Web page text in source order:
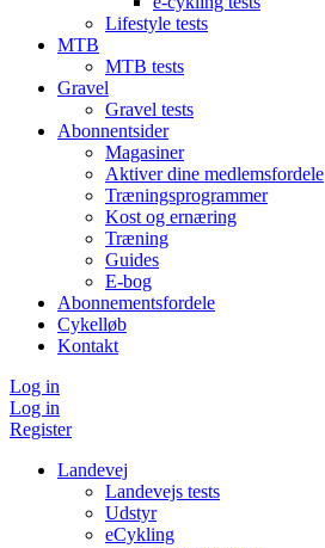
Lifestyle tests
MTB
MTB tests
Gravel
Gravel tests
Abonnentsider
Magasiner
Aktiver dine medlemsfordele
Træningsprogrammer
Kost og ernæring
Træning
Guides
E-bog
Abonnementsfordele
Cykelløb
Kontakt
Log in
Log in
Register
Landevej
Landevejs tests
Udstyr
eCykling